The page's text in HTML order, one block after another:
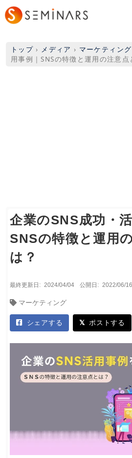
トップ › メディア › マーケティング
用事例｜SNSの特徴と運用の注意点
企業のSNS成功・活
SNSの特徴と運用
は？
最終更新日: 2024/04/04 公開日: 2022/06/16
マーケティング
シェアする ポストする